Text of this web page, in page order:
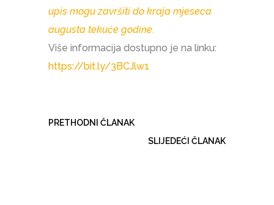
upis mogu završiti do kraja mjeseca
augusta tekuće godine.
Više informacija dostupno je na linku:
https://bit.ly/3BCJlw1
PRETHODNI ČLANAK
SLIJEDEĆI ČLANAK